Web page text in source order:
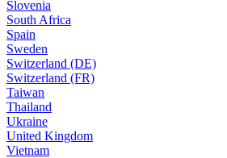
Slovenia
South Africa
Spain
Sweden
Switzerland (DE)
Switzerland (FR)
Taiwan
Thailand
Ukraine
United Kingdom
Vietnam